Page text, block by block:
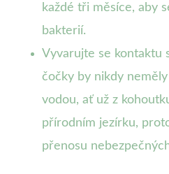
každé tři měsíce, aby
bakterií.
Vyvarujte se kontaktu
čočky by nikdy
vodou, ať už z
přírodním jezírku,
přenosu